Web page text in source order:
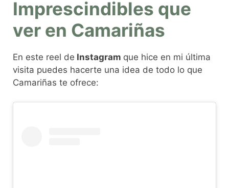
Imprescindibles que
ver en Camariñas
En este reel de Instagram que hice en mi última
visita puedes hacerte una idea de todo lo que
Camariñas te ofrece: